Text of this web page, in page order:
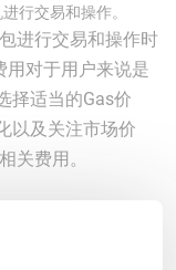
行交易和操作。
进行交易和操作时
用对于用户来说是
择适当的Gas价
以及关注市场价
关费用。